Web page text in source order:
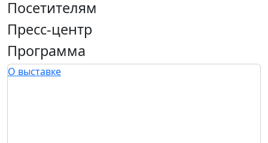
Посетителям
Пресс-центр
Программа
О выставке